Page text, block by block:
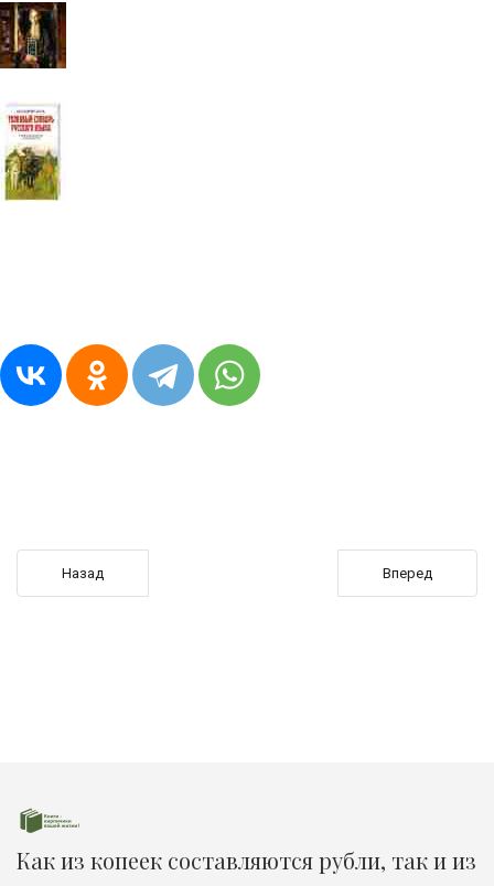
Предыдущий: "Пони Колокольчик: Спасение Нового Года"-
Назад Следующий: В
Вперед
Как из копеек составляются рубли, так и из